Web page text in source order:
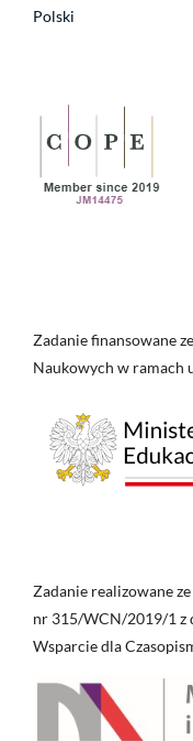
Polski
Zadanie finansowane
Naukowych w ramach
Zadanie realizowane
nr 315/WCN/2019/1 z
Wsparcie dla